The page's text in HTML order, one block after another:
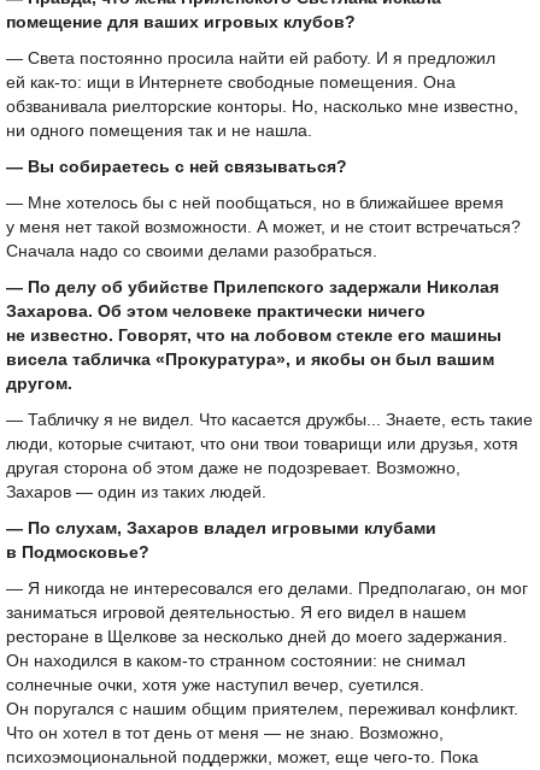
помещение для ваших игровых клубов?
— Света постоянно просила найти ей работу. И я предложил
ей как-то: ищи в Интернете свободные помещения. Она
обзванивала риелторские конторы. Но, насколько мне известно,
ни одного помещения так и не нашла.
— Вы собираетесь с ней связываться?
— Мне хотелось бы с ней пообщаться, но в ближайшее время
у меня нет такой возможности. А может, и не стоит встречаться?
Сначала надо со своими делами разобраться.
— По делу об убийстве Прилепского задержали Николая
Захарова. Об этом человеке практически ничего
не известно. Говорят, что на лобовом стекле его машины
висела табличка «Прокуратура», и якобы он был вашим
другом.
— Табличку я не видел. Что касается дружбы... Знаете, есть такие
люди, которые считают, что они твои товарищи или друзья, хотя
другая сторона об этом даже не подозревает. Возможно,
Захаров — один из таких людей.
— По слухам, Захаров владел игровыми клубами
в Подмосковье?
— Я никогда не интересовался его делами. Предполагаю, он мог
заниматься игровой деятельностью. Я его видел в нашем
ресторане в Щелкове за несколько дней до моего задержания.
Он находился в каком-то странном состоянии: не снимал
солнечные очки, хотя уже наступил вечер, суетился.
Он поругался с нашим общим приятелем, переживал конфликт.
Что он хотел в тот день от меня — не знаю. Возможно,
психоэмоциональной поддержки, может, еще чего-то. Пока